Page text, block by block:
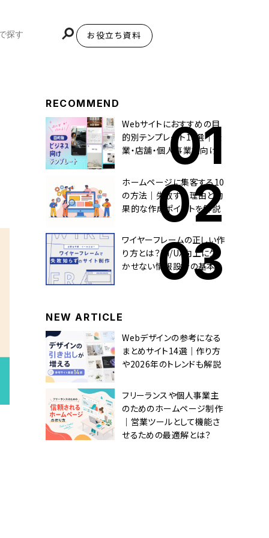
お役立ち資料
RECOMMEND
Webサイトにおすすめの目
的別テンプレート10選｜企
業・店舗・個人事業主向け
ホームページに集客する10
の方法｜失敗する理由と効
果的な作成ポイントを解説
ワイヤーフレームの正しい作
り方とは？UI/UX向上に欠
かせない情報設計の基本
NEW ARTICLE
Webデザインの参考になる
まとめサイト14選｜作り方
や2026年のトレンドも解説
フリーランスや個人事業主
のためのホームページ制作
｜営業ツールとして機能さ
せるための最適解とは？